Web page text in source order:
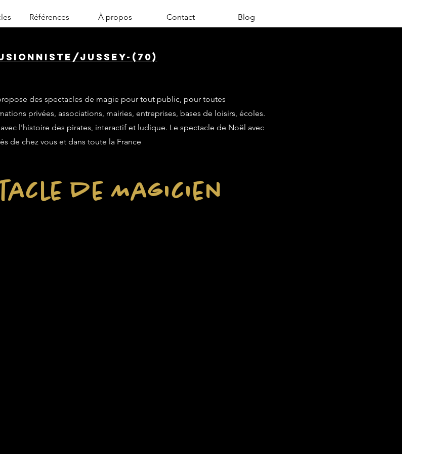
Références À propos Contact Blog
jussey-(70)
des spectacles de magie pour tout public, pour toutes
privées, associations, mairies, entreprises, bases de loisirs, écoles.
l'histoire des pirates, interactif et ludique. Le spectacle de Noël avec
de chez vous et dans toute la France
de Magicien